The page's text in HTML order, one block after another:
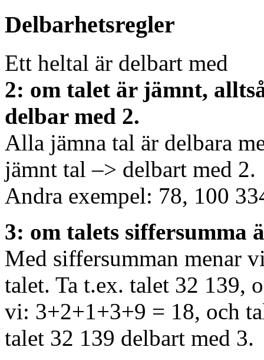
Delbarhetsregler
Ett heltal är delbart med
2: om talet är jämnt,
delbar med 2.
Alla jämna tal är delbara
jämnt tal –> delbart med 2.
Andra exempel: 78, 100
3: om talets siffersumma
Med siffersumman menar
talet. Ta t.ex. talet 32 139,
vi: 3+2+1+3+9 = 18, och
talet 32 139 delbart med 3.